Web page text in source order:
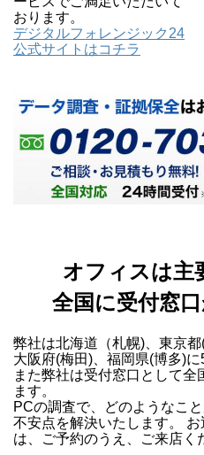
おります。
デジタルフォレンジック24
公式サイトはコチラ
オフィスは主
全国に受付窓
弊社は北海道（札幌)、東京都
大阪府(梅田)、福岡県(博多)に
また弊社は受付窓口として
ます。
PCの調査で、どのようなこ
不安点を解決いたします。
は、ご予約のうえ、ご来店く